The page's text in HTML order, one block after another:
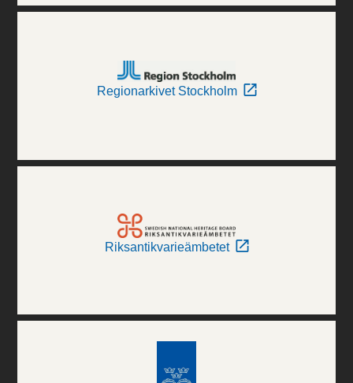
Regionarkivet Stockholm
Riksantikvarieämbetet